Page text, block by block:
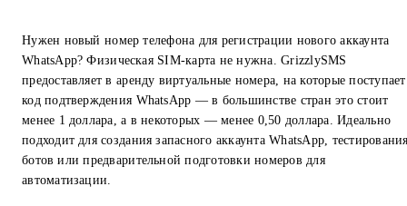
Нужен новый номер телефона для регистрации нового аккаунта
WhatsApp? Физическая SIM-карта не нужна. GrizzlySMS
предоставляет в аренду виртуальные номера, на которые поступает
код подтверждения WhatsApp — в большинстве стран это стоит
менее 1 доллара, а в некоторых — менее 0,50 доллара. Идеально
подходит для создания запасного аккаунта WhatsApp,
ботов или предварительной подготовки номеров для
автоматизации.